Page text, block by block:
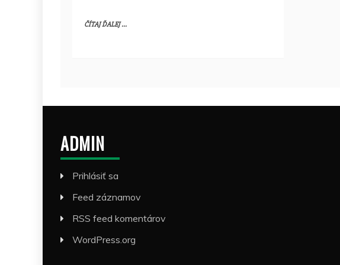
ČÍTAJ ĎALEJ ...
ADMIN
Prihlásiť sa
Feed záznamov
RSS feed komentárov
WordPress.org